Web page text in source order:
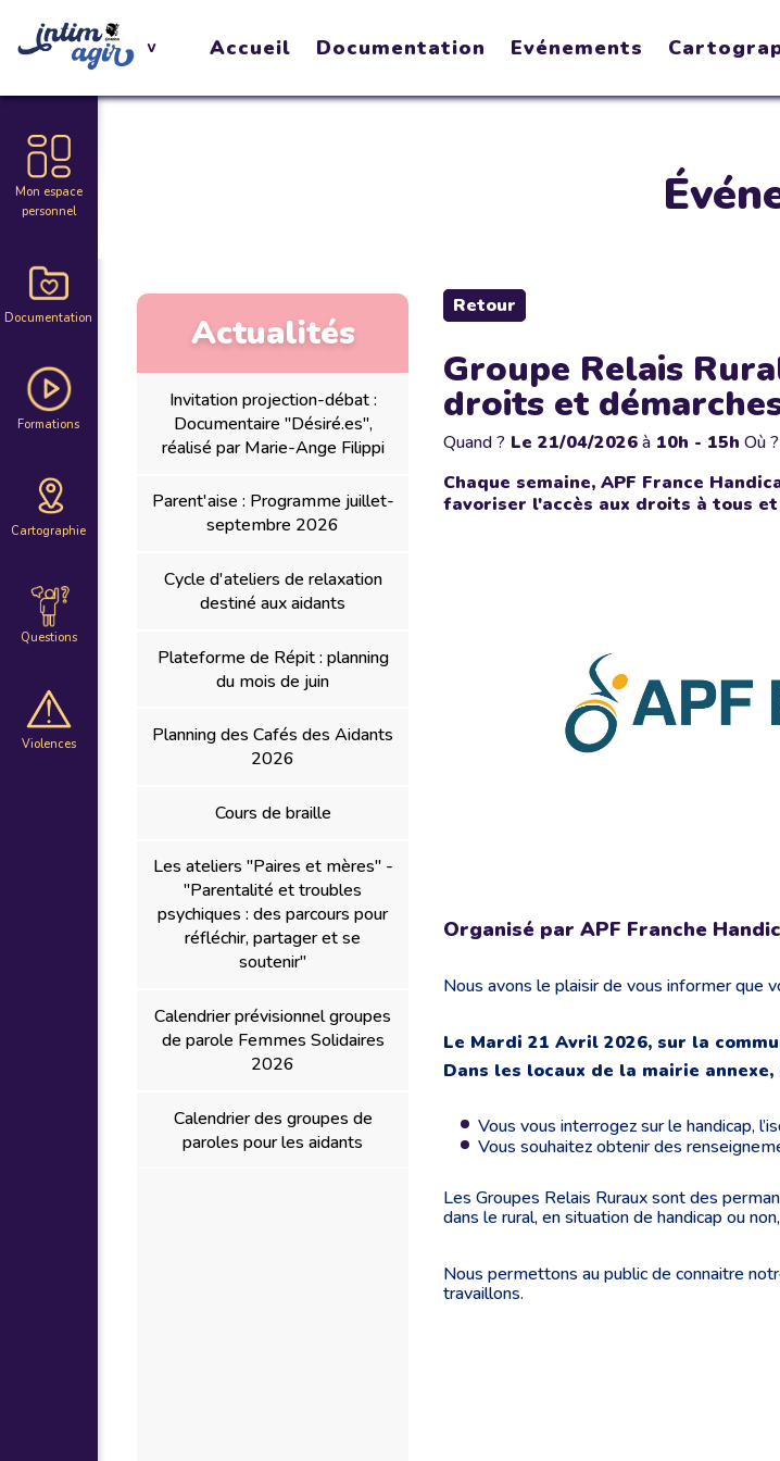
Accueil Documentation Evénements
Mon espace
personnel
Documentation
Formations
Cartographie
Questions
Violences
Actualités
Invitation projection-débat :
Documentaire "Désiré.es",
réalisé par Marie-Ange Filippi
Parent'aise : Programme juillet-
septembre 2026
Cycle d'ateliers de relaxation
destiné aux aidants
Plateforme de Répit : planning
du mois de juin
Planning des Cafés des Aidants
2026
Cours de braille
Les ateliers "Paires et mères" -
"Parentalité et troubles
psychiques : des parcours pour
réfléchir, partager et se
soutenir"
Calendrier prévisionnel groupes
de parole Femmes Solidaires
2026
Calendrier des groupes de
paroles pour les aidants
Retour
Groupe Relais
droits et
Quand ? Le 21/04/2026à 10h - 15h Où
Chaque semaine, APF France
favoriser l'accès aux droits à tous
Organisé par APF Franche
Nous avons le plaisir de vous informer que
Le Mardi 21 Avril 2026, sur la
Dans les locaux de la mairie annexe,
Vous vous interrogez sur le handicap,
Vous souhaitez obtenir des
Les Groupes Relais Ruraux sont des
dans le rural, en situation de handicap ou
Nous permettons au public de connaitre
travaillons.